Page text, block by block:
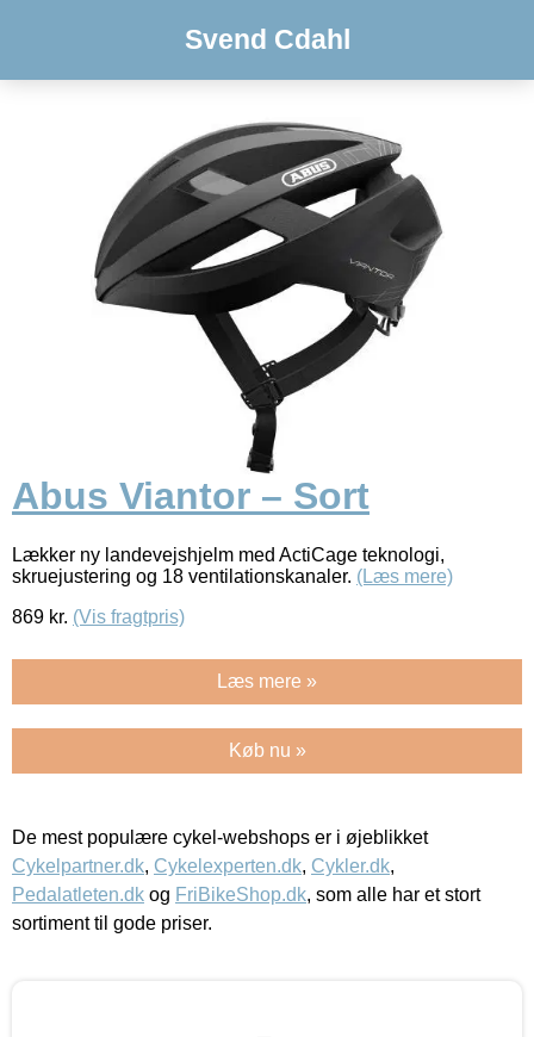
Svend Cdahl
Abus Viantor – Sort
Lækker ny landevejshjelm med ActiCage teknologi,
skruejustering og 18 ventilationskanaler. (Læs mere)
869 kr. (Vis fragtpris)
Læs mere »
Køb nu »
De mest populære cykel-webshops er i øjeblikket
Cykelpartner.dk, Cykelexperten.dk, Cykler.dk,
Pedalatleten.dk og FriBikeShop.dk, som alle har et stort
sortiment til gode priser.